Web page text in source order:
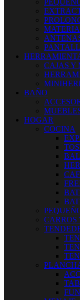
CAJAS Y
BAÑO
HOGAR
COCINA
CARROS